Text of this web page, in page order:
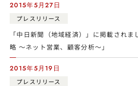
2015年5月27日
プレスリリース
「中日新聞（地域経済）」に掲載され
略 〜ネット営業、顧客分析〜」
2015年5月19日
プレスリリース